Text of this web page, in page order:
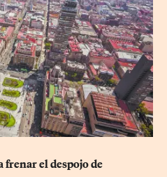
frenar el despojo de